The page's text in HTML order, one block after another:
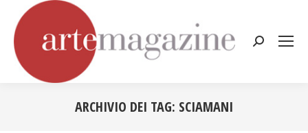
Cerca:
ARCHIVIO DEI TAG: SCIAMANI